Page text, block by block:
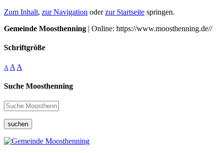
Zum Inhalt, zur Navigation oderzur Startseite springen.
Gemeinde Moosthenning | Online: https://www.moosthenning.de//
Schriftgröße
A A A
Suche Moosthenning
suchen